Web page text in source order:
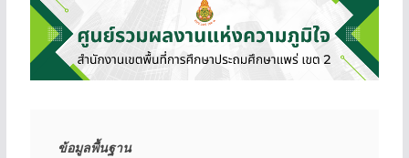
ข้อมูลพื้นฐาน